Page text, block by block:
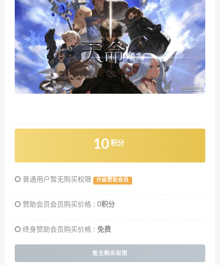
10 积分
普通用户暂无购买权限 升级赞助会员
赞助会员会员购买价格 : 0积分
终身赞助会员购买价格 : 免费
暂无购买权限